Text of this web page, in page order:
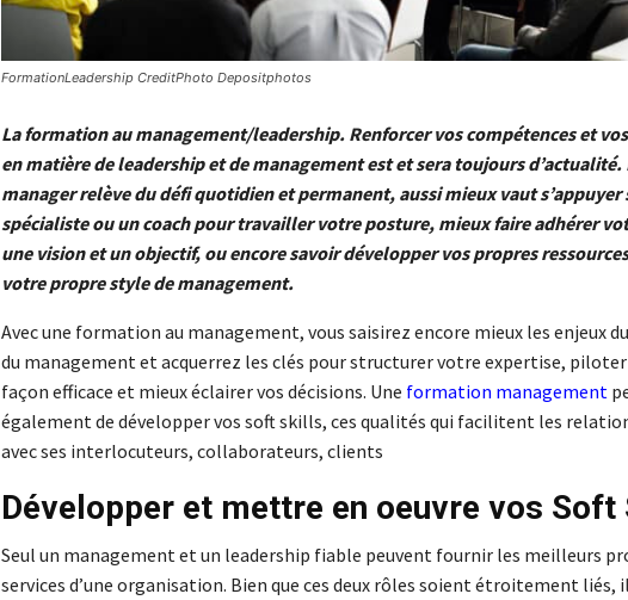
FormationLeadership CreditPhoto Depositphotos
La formation au management/leadership. Renforcer vos compétences et
en matière de leadership et de management est et sera toujours d’actualité.
manager relève du défi quotidien et permanent, aussi mieux vaut s’appuyer
spécialiste ou un coach pour travailler votre posture, mieux faire adhérer
une vision et un objectif, ou encore savoir développer vos propres
votre propre style de management.
Avec une formation au management, vous saisirez encore mieux les enjeux
du management et acquerrez les clés pour structurer votre expertise,
façon efficace et mieux éclairer vos décisions. Une formation management
également de développer vos soft skills, ces qualités qui facilitent les
avec ses interlocuteurs, collaborateurs, clients
Développer et mettre en oeuvre vos Soft
Seul un management et un leadership fiable peuvent fournir les meilleurs
services d’une organisation. Bien que ces deux rôles soient étroitement liés,